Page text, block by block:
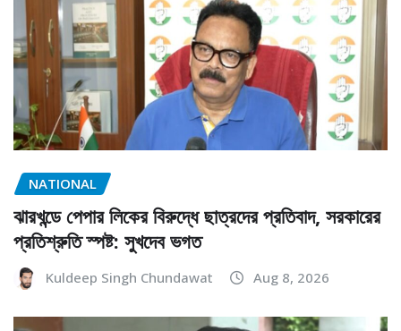
NATIONAL
ঝারখন্ডে পেপার লিকের বিরুদ্ধে ছাত্রদের প্রতিবাদ, সরকারের
প্রতিশ্রুতি স্পষ্ট: সুখদেব ভগত
Kuldeep Singh Chundawat Aug 8, 2026